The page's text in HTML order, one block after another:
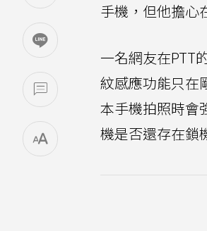
手機，但他擔心
一名網友在PTT
紋感應功能只在
本手機拍照時會
機是否還存在鎖